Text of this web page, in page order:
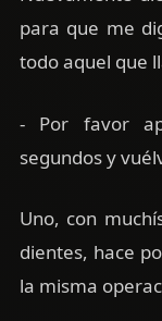
para que me
todo aquel que
- Por favor
segundos y
Uno, con
dientes, hace
la misma